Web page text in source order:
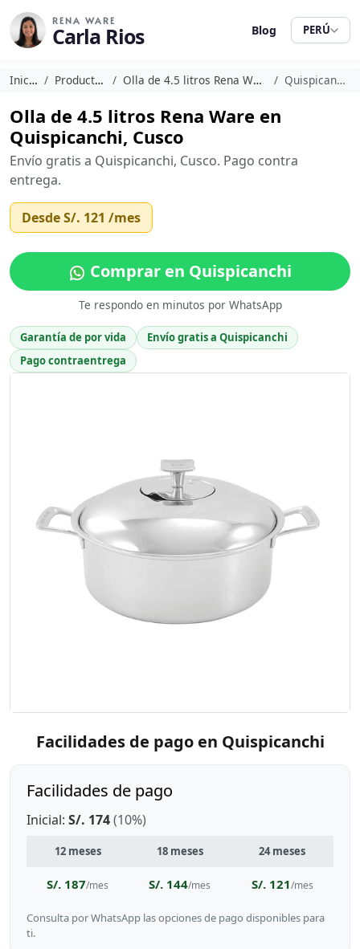
RENA WARE
Carla Rios Blog PERÚ
Inicio Productos Olla de 4.5 litros Rena Ware Quispicanchi
Olla de 4.5 litros Rena Ware en
Quispicanchi, Cusco
Envío gratis a Quispicanchi, Cusco. Pago contra
entrega.
DesdeS/. 121 /mes
Comprar en Quispicanchi
Te respondo en minutos por WhatsApp
Garantía de por vida
Envío gratis a Quispicanchi
Pago contraentrega
Facilidades de pago en Quispicanchi
Facilidades de pago
Inicial: S/. 174(10%)
12 meses 18 meses 24 meses
S/. 187/mes S/. 144/mes S/. 121/mes
Consulta por WhatsApp las opciones de pago disponibles para
ti.